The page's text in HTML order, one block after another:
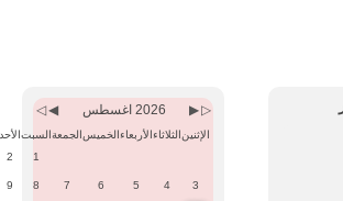
Month
Year
Month2026 اغسطس
الإثنينالثلاثاءالأربعاءالخميسالجمعةالسبتالأحد
1
2
3
4
5
6
7
8
9